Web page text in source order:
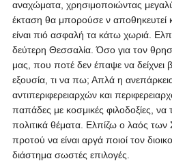
αναχώματα, χρησιμοποιώντας
έκταση θα μπορούσε ν αποθηκευτεί
είναι πιό ασφαλή τα κάτω χωριά.
δεύτερη Θεσσαλία. Όσο για τον
μας, που ποτέ δεν έπαψε να δείχνει
εξουσία, τι να πω; Απλά η
αντιπεριφερειαρχών και
παπάδες με κοσμικές φιλοδοξίες, να
πολιτικά θέματα. Ελπίζω ο λαός των
προτού να είναι αργά ποιοί τον
διάστημα σωστές επιλογές.